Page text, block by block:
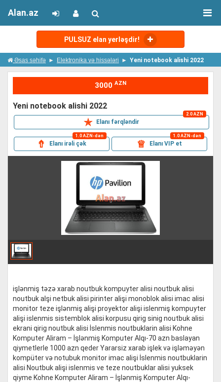
PULSUZ elan yerləşdir!
Alan.az
Əsas səhifə Elektronika və hissələri Yeni notebook alishi 2022
3000 AZN
yeni notebook alishi 2022
✯ Elanı fərqləndir
2.0 AZN
⇮ Elanı irəli çək
1.0 AZN-dən
♕ Elanı VIP et
1.0 AZN-dən
işlənmiş təzə xarab noutbuk kompuyter alisi noutbuk alisi
noutbuk alşi netbuk alisi pirinter alişi monoblok alisi imac alisi
monitor teze işlənmiş alişi proyektor alişi islenmiş kompuyter
alişi islenmis sistemblok alisi korpusu qirig sinig noutbuk alisi
ekrani qirig noutbuk alisi İslenmis noutbuklarin alisi Kohne
Komputer Aliram – İşlənmiş Komputer Alqı-70 azn baslayan
qiymetlerle 1000 azn qeder Yararsiz xarab işlek və işləməyən
kompüter və notubuk monitor imac alişi İslenmis noutbuklarin
alisi Noutbuk alişi islenmis ve teze noutbuklar alisi yuksek
qiyme Kohne Komputer Aliram – İşlənmiş Komputer Alqı-